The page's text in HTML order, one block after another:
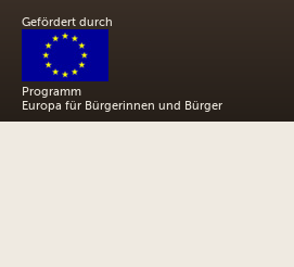
Gefördert durch
Programm
Europa für Bürgerinnen und Bürger